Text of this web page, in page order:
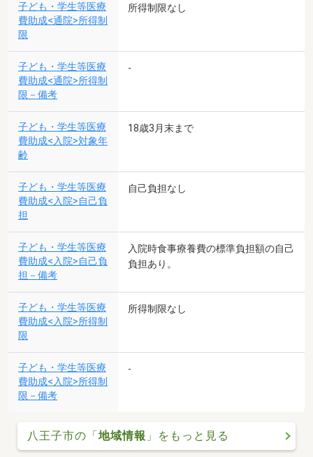
子ども・学生等医療
費助成<通院>所得制
限
所得制限なし
子ども・学生等医療
費助成<通院>所得制
限－備考
-
子ども・学生等医療
費助成<入院>対象年
齢
18歳3月末まで
子ども・学生等医療
費助成<入院>自己負
担
自己負担なし
子ども・学生等医療
費助成<入院>自己負
担－備考
入院時食事療養費の標準負担額の自己
負担あり。
子ども・学生等医療
費助成<入院>所得制
限
所得制限なし
子ども・学生等医療
費助成<入院>所得制
限－備考
-
八王子市の「地域情報 」をもっと見る